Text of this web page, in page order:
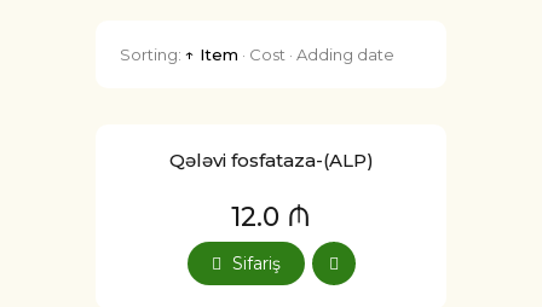
Sorting: ↑ Item · Cost · Adding date
Qələvi fosfataza-(ALP)
12.0 ₼
Sifariş